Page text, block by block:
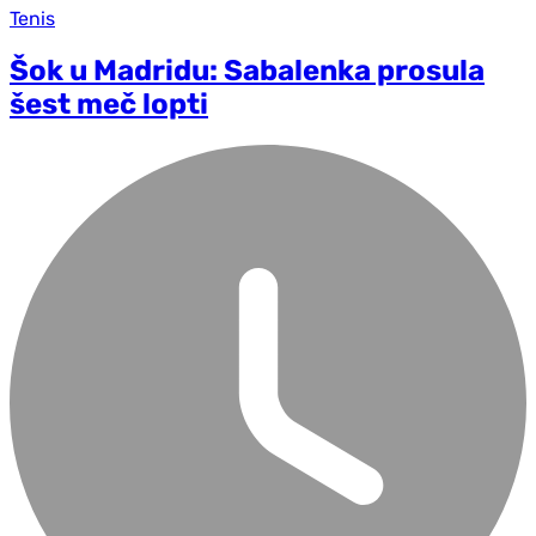
Tenis
Šok u Madridu: Sabalenka prosula
šest meč lopti